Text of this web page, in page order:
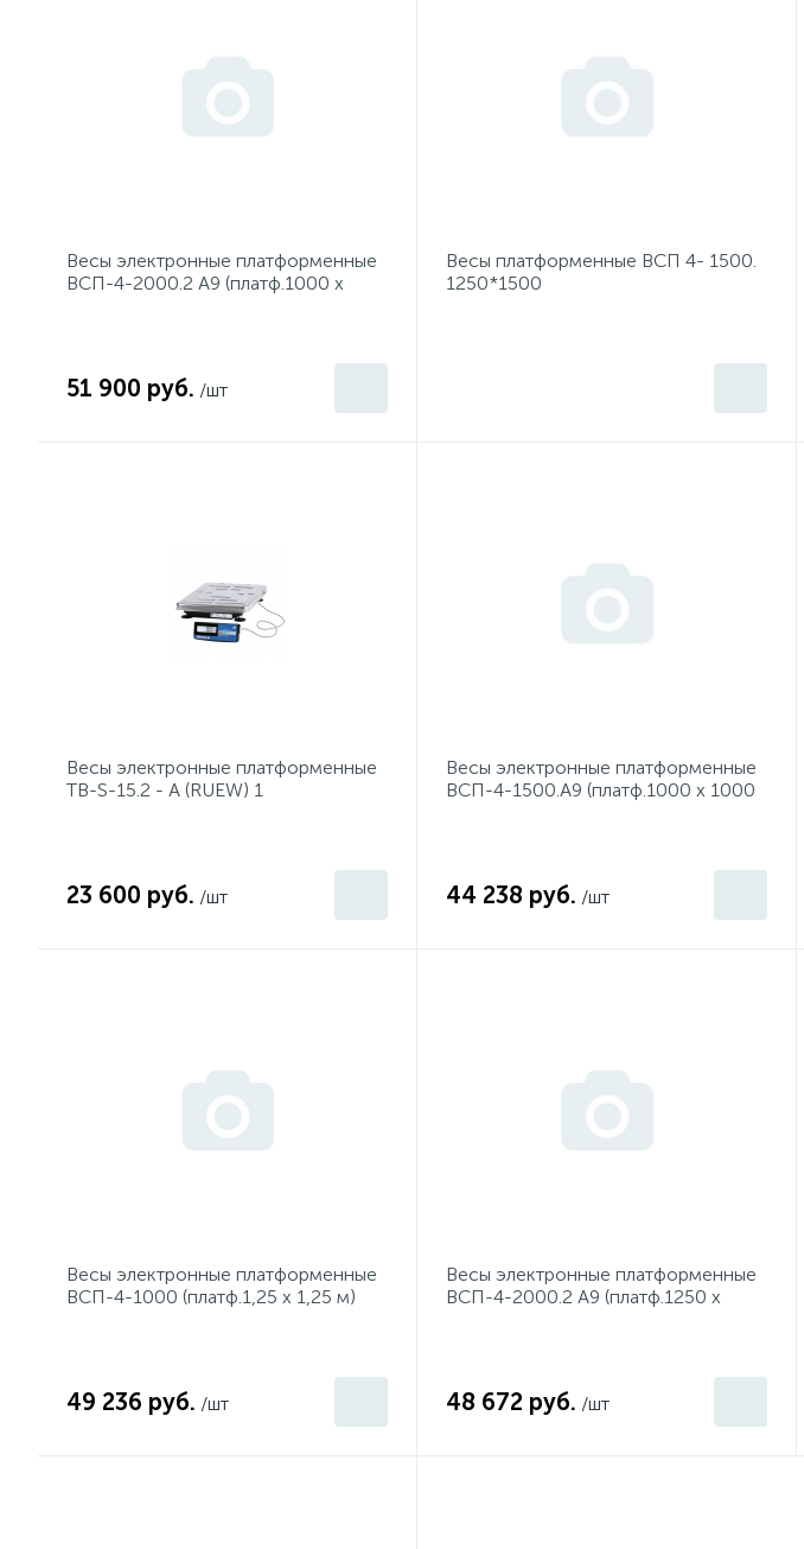
Весы электронные платформенные
ВСП-4-2000.2 А9 (платф.1000 х
51 900 руб. /шт
Весы платформенные ВСП 4- 1500.
1250*1500
Весы электронные платформенные
TB-S-15.2 - A (RUEW) 1
23 600 руб. /шт
Весы электронные платформенные
ВСП-4-1500.А9 (платф.1000 х 1000
44 238 руб. /шт
Весы электронные платформенные
ВСП-4-1000 (платф.1,25 х 1,25 м)
49 236 руб. /шт
Весы электронные платформенные
ВСП-4-2000.2 А9 (платф.1250 х
48 672 руб. /шт